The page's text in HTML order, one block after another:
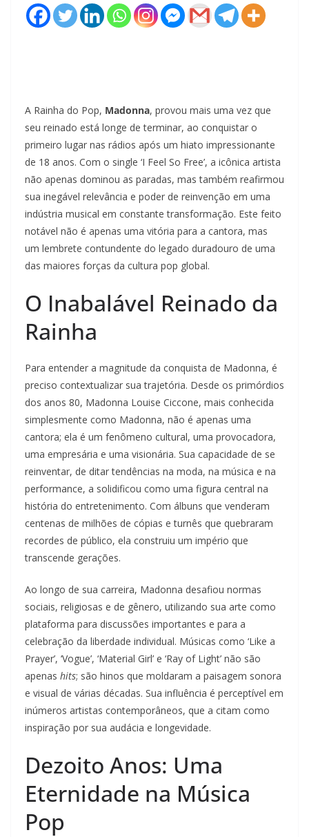
A Rainha do Pop, Madonna, provou mais uma vez que
seu reinado está longe de terminar, ao conquistar o
primeiro lugar nas rádios após um hiato impressionante
de 18 anos. Com o single ‘I Feel So Free’, a icônica artista
não apenas dominou as paradas, mas também reafirmou
sua inegável relevância e poder de reinvenção em uma
indústria musical em constante transformação. Este feito
notável não é apenas uma vitória para a cantora, mas
um lembrete contundente do legado duradouro de uma
das maiores forças da cultura pop global.
O Inabalável Reinado da
Rainha
Para entender a magnitude da conquista de Madonna, é
preciso contextualizar sua trajetória. Desde os primórdios
dos anos 80, Madonna Louise Ciccone, mais conhecida
simplesmente como Madonna, não é apenas uma
cantora; ela é um fenômeno cultural, uma provocadora,
uma empresária e uma visionária. Sua capacidade de se
reinventar, de ditar tendências na moda, na música e na
performance, a solidificou como uma figura central na
história do entretenimento. Com álbuns que venderam
centenas de milhões de cópias e turnês que quebraram
recordes de público, ela construiu um império que
transcende gerações.
Ao longo de sua carreira, Madonna desafiou normas
sociais, religiosas e de gênero, utilizando sua arte como
plataforma para discussões importantes e para a
celebração da liberdade individual. Músicas como ‘Like a
Prayer’, ‘Vogue’, ‘Material Girl’ e ‘Ray of Light’ não são
apenas hits; são hinos que moldaram a paisagem sonora
e visual de várias décadas. Sua influência é perceptível em
inúmeros artistas contemporâneos, que a citam como
inspiração por sua audácia e longevidade.
Dezoito Anos: Uma
Eternidade na Música
Pop